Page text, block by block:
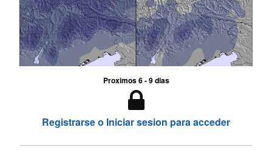
Proximos 6 - 9 dias
Registrarse o Iniciar sesion para acceder